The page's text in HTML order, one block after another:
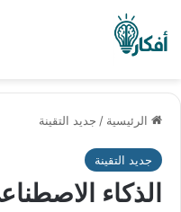
الرئيسية / جديد التقينة
جديد التقينة
الذكاء